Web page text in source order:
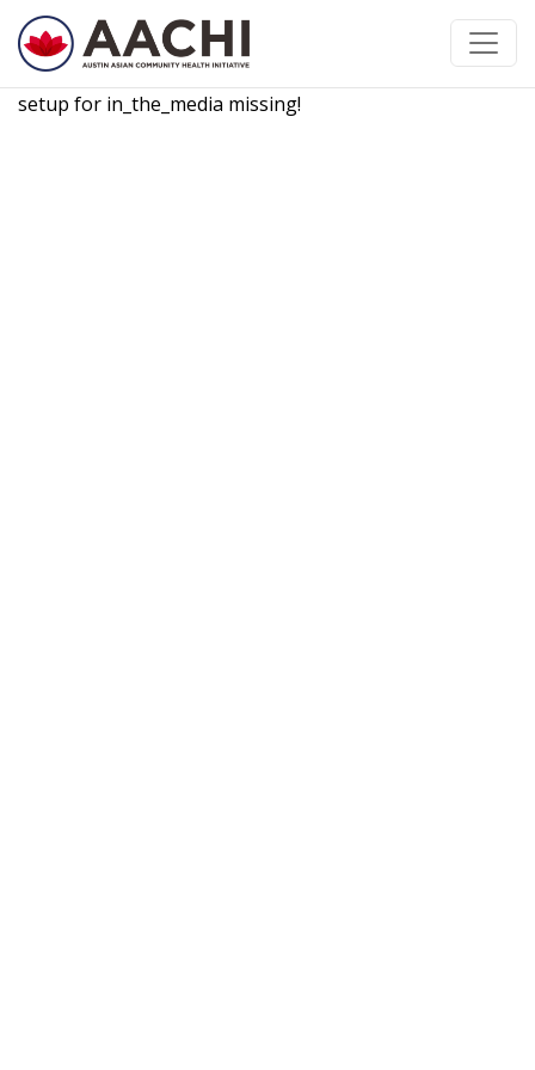
콘텐츠로 건너뛰기
setup for in_the_media missing!